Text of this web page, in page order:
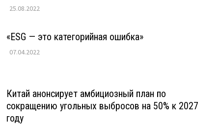
25.08.2022
«ESG — это категорийная ошибка»
07.04.2022
Китай анонсирует амбициозный план по
сокращению угольных выбросов на 50% к 2027
году